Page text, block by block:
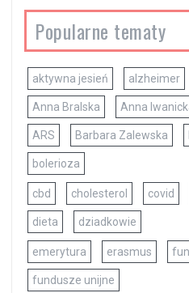
Popularne tematy
aktywna jesień alzheimer
Anna Bralska Anna
ARS Barbara Zalewska
bolerioza
cbd cholesterol covid
dieta dziadkowie
emerytura erasmus fun
fundusze unijne